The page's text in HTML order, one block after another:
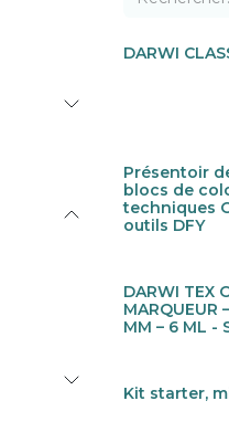
DARWI
Présentoir
blocs de
techniques
outils DFY
Nouveau !
DARWI TEX
MARQUEUR
MM – 6 ML -
Kit starter,